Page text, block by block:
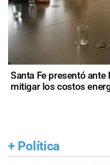
Santa Fe presentó
mitigar los costos
+ Política